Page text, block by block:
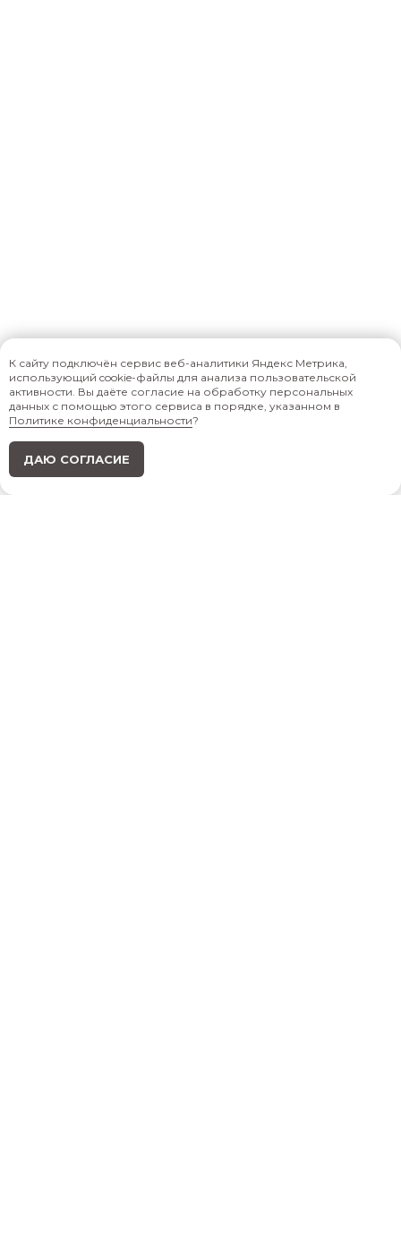
К сайту подключён сервис веб-аналитики Яндекс Метрика,
использующий cookie-файлы для анализа пользовательской
активности. Вы даёте согласие на обработку персональных
данных с помощью этого сервиса в порядке, указанном в
Политике конфиденциальности?
ДАЮ СОГЛАСИЕ
ИП Крылова А.А.
ИНН 695000681465
ОГРНИП 322695200035512
персональных данных
Создание сайта